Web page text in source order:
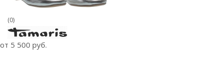
(0)
от 5 500 руб.